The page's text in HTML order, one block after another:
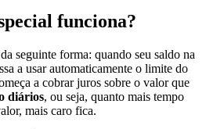
funciona?
seguinte forma: quando seu saldo na
a usar automaticamente o limite do
a cobrar juros sobre o valor que
diários, ou seja, quanto mais tempo
mais caro fica.